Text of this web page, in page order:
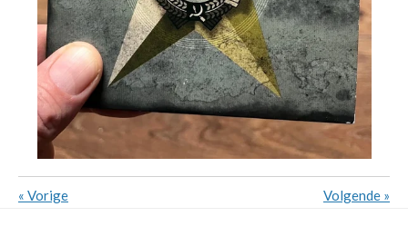
« Vorige Volgende »